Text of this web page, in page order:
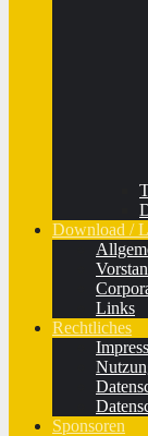
Download /
Links
Rechtliches
Sponsoren